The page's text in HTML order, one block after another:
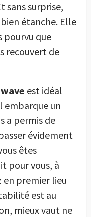
sans surprise,
étanche. Elle
pourvu que
recouvert de
est idéal
embarque un
a permis de
évidement
êtes
pour vous, à
en premier lieu
est au
mieux vaut ne